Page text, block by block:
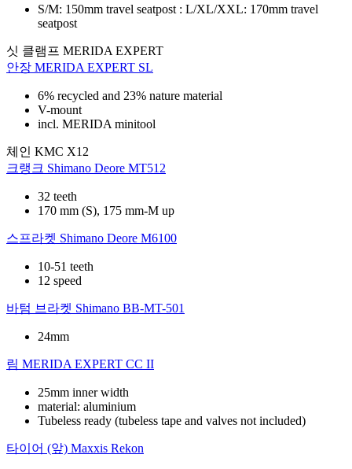
S/M: 150mm travel seatpost : L/XL/XXL: 170mm travel
seatpost
싯 클램프 MERIDA EXPERT
안장 MERIDA EXPERT SL
6% recycled and 23% nature material
V-mount
incl. MERIDA minitool
체인 KMC X12
크랭크 Shimano Deore MT512
32 teeth
170 mm (S), 175 mm-M up
스프라켓 Shimano Deore M6100
10-51 teeth
12 speed
바텀 브라켓 Shimano BB-MT-501
24mm
림 MERIDA EXPERT CC II
25mm inner width
material: aluminium
Tubeless ready (tubeless tape and valves not included)
타이어 (앞) Maxxis Rekon